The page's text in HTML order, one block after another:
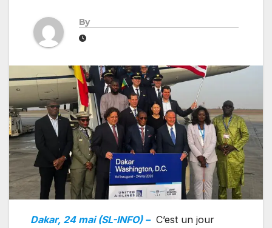
By
Dakar, 24 mai (SL-INFO) – C’est un jour